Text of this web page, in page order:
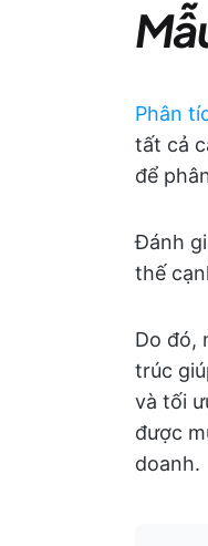
Phân
tất cả
để
Đánh
thế
Do đó,
trúc
và tối
được
doanh.